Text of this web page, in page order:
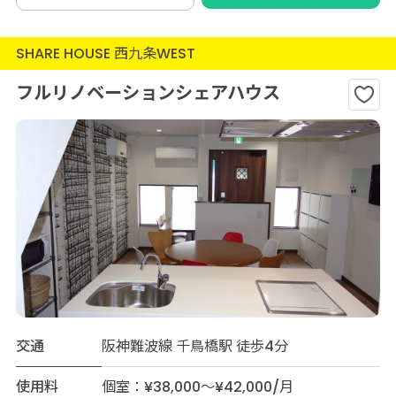
SHARE HOUSE 西九条WEST
フルリノベーションシェアハウス
交通
阪神難波線 千鳥橋駅 徒歩4分
使用料
個室：¥38,000～¥42,000/月